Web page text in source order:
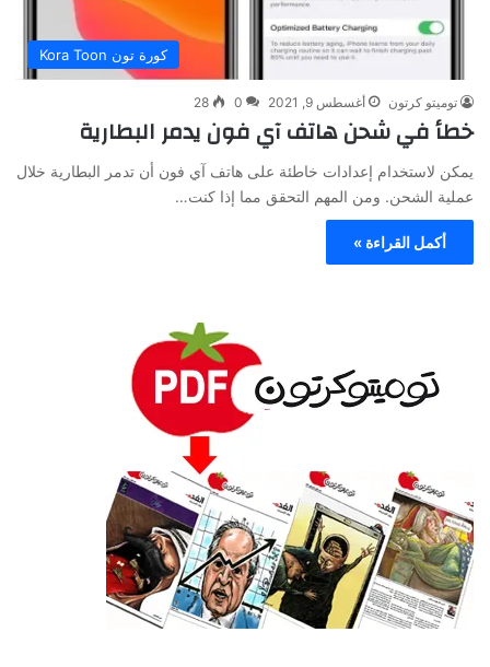
كورة تون Kora Toon
توميتو كرتون أغسطس 9, 2021 0
28
خطأ في شحن هاتف آي فون يدمر البطارية
يمكن لاستخدام إعدادات خاطئة على هاتف آي فون أن تدمر البطارية خلال
عملية الشحن. ومن المهم التحقق مما إذا كنت…
أكمل القراءة »